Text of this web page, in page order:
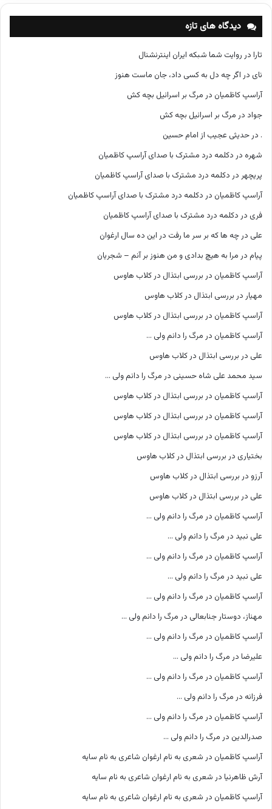
ه‌
ه
دیدگاه های تازه
تارا در روایت شما شبکه ایران اینترنشنال
نای در اگر چه دل به کسی داد، جان ماست هنوز
آراسپ کاظمیان در مرگ بر اسرائیل بچه کش
جواد در مرگ بر اسرائیل بچه کش
. در حدیثی عجیب از امام حسین
شهره در دکلمه درد مشترک با صدای آراسپ کاظمیان
پریچهر در دکلمه درد مشترک با صدای آراسپ کاظمیان
آراسپ کاظمیان در دکلمه درد مشترک با صدای آراسپ کاظمیان
فری در دکلمه درد مشترک با صدای آراسپ کاظمیان
علی در چه ها که بر سر ما رفت در این ده سال ارغوان
پیام در مرا به هیچ بدادی و من هنوز بر آنم – شجریان
آراسپ کاظمیان در بررسی ابتذال در کلاب هاوس
مهیار در بررسی ابتذال در کلاب هاوس
آراسپ کاظمیان در بررسی ابتذال در کلاب هاوس
آراسپ کاظمیان در مرگ را دانم ولی …
علی در بررسی ابتذال در کلاب هاوس
سید محمد علی شاه حسینی در مرگ را دانم ولی …
آراسپ کاظمیان در بررسی ابتذال در کلاب هاوس
آراسپ کاظمیان در بررسی ابتذال در کلاب هاوس
آراسپ کاظمیان در بررسی ابتذال در کلاب هاوس
بختیاری در بررسی ابتذال در کلاب هاوس
آرزو در بررسی ابتذال در کلاب هاوس
علی در بررسی ابتذال در کلاب هاوس
آراسپ کاظمیان در مرگ را دانم ولی …
علی نبید در مرگ را دانم ولی …
آراسپ کاظمیان در مرگ را دانم ولی …
علی نبید در مرگ را دانم ولی …
آراسپ کاظمیان در مرگ را دانم ولی …
مهناز، دوستار جنابعالی در مرگ را دانم ولی …
آراسپ کاظمیان در مرگ را دانم ولی …
علیرضا در مرگ را دانم ولی …
آراسپ کاظمیان در مرگ را دانم ولی …
فرزانه در مرگ را دانم ولی …
آراسپ کاظمیان در مرگ را دانم ولی …
صدرالدین در مرگ را دانم ولی …
آراسپ کاظمیان در شعری به نام ارغوان شاعری به نام سایه
آرش ظاهرنیا در شعری به نام ارغوان شاعری به نام سایه
آراسپ کاظمیان در شعری به نام ارغوان شاعری به نام سایه